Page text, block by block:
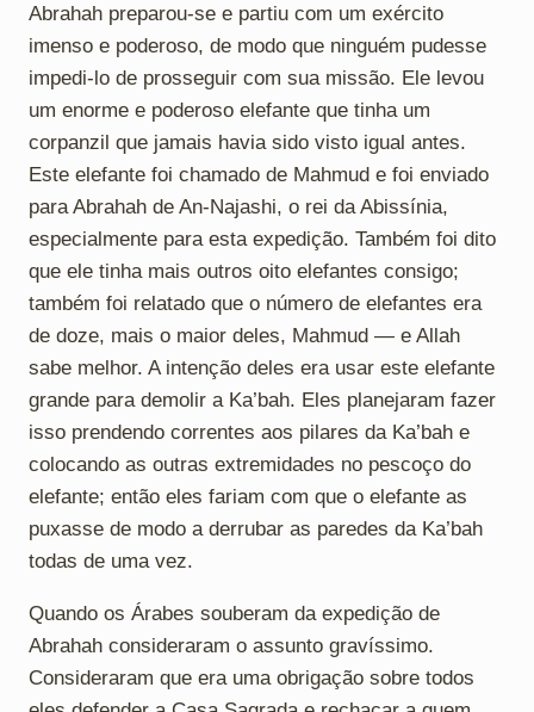
Abrahah preparou-se e partiu com um exército
imenso e poderoso, de modo que ninguém pudesse
impedi-lo de prosseguir com sua missão. Ele levou
um enorme e poderoso elefante que tinha um
corpanzil que jamais havia sido visto igual antes.
Este elefante foi chamado de Mahmud e foi enviado
para Abrahah de An-Najashi, o rei da Abissínia,
especialmente para esta expedição. Também foi dito
que ele tinha mais outros oito elefantes consigo;
também foi relatado que o número de elefantes era
de doze, mais o maior deles, Mahmud — e Allah
sabe melhor. A intenção deles era usar este elefante
grande para demolir a Ka’bah. Eles planejaram fazer
isso prendendo correntes aos pilares da Ka’bah e
colocando as outras extremidades no pescoço do
elefante; então eles fariam com que o elefante as
puxasse de modo a derrubar as paredes da Ka’bah
todas de uma vez.
Quando os Árabes souberam da expedição de
Abrahah consideraram o assunto gravíssimo.
Consideraram que era uma obrigação sobre todos